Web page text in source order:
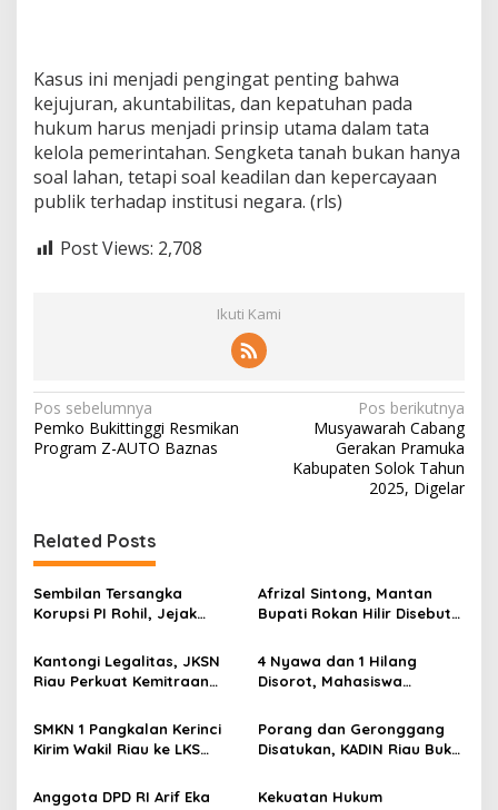
Kasus ini menjadi pengingat penting bahwa
kejujuran, akuntabilitas, dan kepatuhan pada
hukum harus menjadi prinsip utama dalam tata
kelola pemerintahan. Sengketa tanah bukan hanya
soal lahan, tetapi soal keadilan dan kepercayaan
publik terhadap institusi negara. (rls)
Post Views: 2,708
Ikuti Kami
N
a
g
a
s
i
p
o
s
Pos sebelumnya
Pemko Bukittinggi Resmikan
Program Z-AUTO Baznas
Pos berikutnya
Musyawarah Cabang
Gerakan Pramuka
Kabupaten Solok Tahun
2025, Digelar
Related Posts
Sembilan Tersangka
Korupsi PI Rohil, Jejak
Masih Didalami
Afrizal Sintong, Mantan
Bupati Rokan Hilir Disebut
Diterima Kejati, GMPR
Desak Usut Dividen Rp331,7
Kantongi Legalitas, JKSN
Riau Perkuat Kemitraan
Ketahanan Bangsa
4 Nyawa dan 1 Hilang
Disorot, Mahasiswa
Pelindo
SMKN 1 Pangkalan Kerinci
Kirim Wakil Riau ke LKS
Porang dan Geronggang
Disatukan, KADIN Riau Buka
Bengkalis
Anggota DPD RI Arif Eka
Kekuatan Hukum